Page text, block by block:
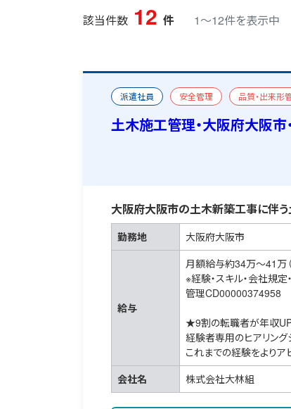
該当件数 12 件 1〜12件を表示中
派遣社員 安全管理 品質・出来形
おすすめ求人
宿舎あり
土木施工管理・大阪府大阪
大阪府大阪市の土木新築工事に伴う
勤務地 大阪府大阪市
給与
月額給与約34万～41万
※経験・スキル・会社規定
管理CD00000374958
★9割の転職者が年収UP
経験者専用のヒアリング
これまでの経験をよりア
会社名
株式会社大林組